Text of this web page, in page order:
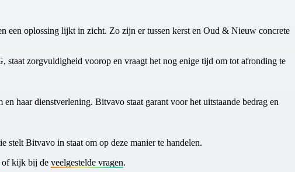
een oplossing lijkt in zicht. Zo zijn er tussen kerst en Oud & Nieuw concrete
zorgvuldigheid voorop en vraagt het nog enige tijd om tot afronding te
haar dienstverlening. Bitvavo staat garant voor het uitstaande bedrag en
Bitvavo in staat om op deze manier te handelen.
of kijk bij de veelgestelde vragen.